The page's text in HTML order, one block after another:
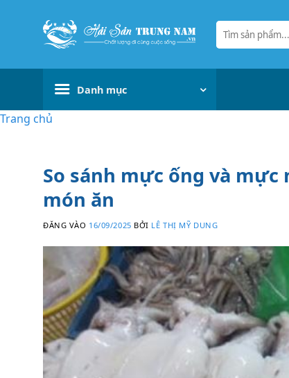
Tìm
kiếm:
Danh mục
Trang chủ
So sánh mực ống và
món ăn
ĐĂNG VÀO 16/09/2025 BỞI LÊ THỊ MỸ DUNG